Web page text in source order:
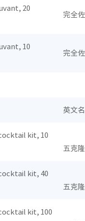
20
完全
10
完全
英文
kit, 10
五克
kit, 40
五克
kit, 100